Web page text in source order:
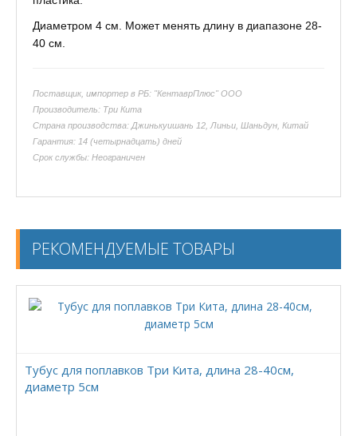
Диаметром 4 см. Может менять длину в диапазоне 28-
40 см.
Поставщик, импортер в РБ: "КентаврПлюс" ООО
Производитель: Три Кита
Страна производства: Джинькуишань 12, Линьи, Шаньдун, Китай
Гарантия: 14 (четырнадцать) дней
Срок службы: Неограничен
РЕКОМЕНДУЕМЫЕ ТОВАРЫ
Тубус для поплавков Три Кита, длина 28-40см,
диаметр 5см